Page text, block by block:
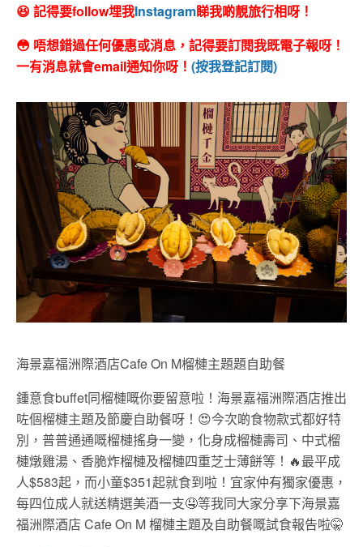
😆 記得要follow埋我Instagram睇我啲靚旅行相呀！
😳 唔想錯過任何優惠或消息，記得要訂閱我既電子報呀！
一有消息就會email通知你呀！ (按我登記訂閱)
海景嘉福洲際酒店Cafe On M榴槤主題題自助餐
鍾意食buffet同榴槤嘅你要留意啦！海景嘉福洲際酒店推出
咗個榴槤主題及節慶自助餐呀！😍今次啲食物款式都好特
別，普普通通嘅榴槤搖身一變，化身成榴槤壽司、中式榴
槤燉雞湯、香脆炸榴槤及榴槤四重芝士薄餅等！🔥最平成
人$583起，而小童$351起就食到啦！宜家仲有獨家優惠，
每四位成人就送精選美酒一支🤤等我同大家分享下海景嘉
福洲際酒店 Cafe On M 榴槤主題及自助餐嘅試食報告啦🤫